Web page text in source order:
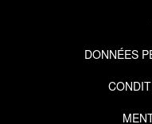
DONNÉES